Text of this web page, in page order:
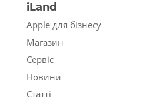
iLand
Apple для бізнесу
Магазин
Сервіс
Новини
Статті